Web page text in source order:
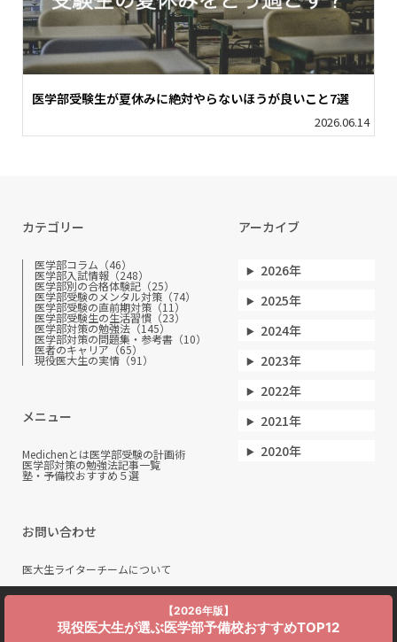
医学部受験生が夏休みに絶対やらないほうが良いこと7選
2026.06.14
カテゴリー
医学部コラム（46）
医学部入試情報（248）
医学部別の合格体験記（25）
医学部受験のメンタル対策（74）
医学部受験の直前期対策（11）
医学部受験生の生活習慣（23）
医学部対策の勉強法（145）
医学部対策の問題集・参考書（10）
医者のキャリア（65）
現役医大生の実情（91）
メニュー
Medichenとは医学部受験の計画術
医学部対策の勉強法記事一覧
塾・予備校おすすめ５選
お問い合わせ
医大生ライターチームについて
アーカイブ
2026年
2025年
2024年
2023年
2022年
2021年
2020年
【2026年版】
現役医大生が選ぶ医学部予備校おすすめTOP12